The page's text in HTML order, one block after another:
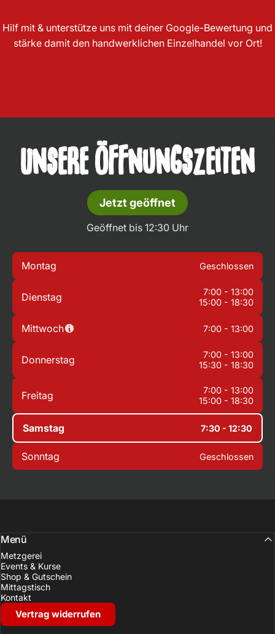
Hilf mit & unterstütze uns mit deiner Google-Bewertung und
stärke damit den handwerklichen Einzelhandel vor Ort!
Unsere Öffnungszeiten
Jetzt geöffnet
Geöffnet bis 12:30 Uhr
Montag Geschlossen
Dienstag
7:00 - 13:00
15:00 - 18:30
Mittwoch 7:00 - 13:00
Donnerstag
7:00 - 13:00
15:30 - 18:30
Freitag
7:00 - 13:00
15:00 - 18:30
Samstag 7:30 - 12:30
Sonntag Geschlossen
Menü
Metzgerei
Events & Kurse
Shop & Gutschein
Mittagstisch
Kontakt
Vertrag widerrufen